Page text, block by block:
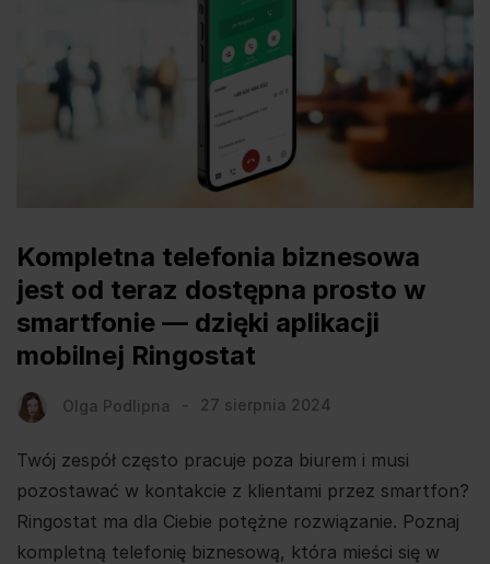
Kompletna telefonia biznesowa
jest od teraz dostępna prosto w
smartfonie — dzięki aplikacji
mobilnej Ringostat
Olga Podlipna 27 sierpnia 2024
Twój zespół często pracuje poza biurem i musi
pozostawać w kontakcie z klientami przez smartfon?
Ringostat ma dla Ciebie potężne rozwiązanie. Poznaj
kompletną telefonię biznesową, która mieści się w